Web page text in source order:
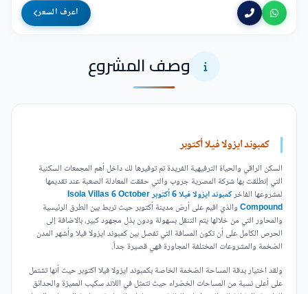
اعرف السعر
وصف المشروع
كمبوند ايزولا فيلا أكتوبر
السكن الراقي والحياة الترفيهية الفريدة تم توفيرها لك داخل أهم المجمعات السكنية
التي إنطلقت بها شركة المصرية جروب والتي حققت المعادلة الصعبة عند تقديمها
لمشروعها الفاخر
كمبوند ايزولا فيلا 6 أكتوبر Isola Villas 6 October
Compoundوالذي اقيم على أرض مدينة أكتوبر حيث تربط بين الطرق الرئيسية
والمحاور التي من خلالها يتم التنقل بسهولة ودون بذل مجهود كبير، بالاضافة إلى
الحرص الكامل على أن تكون المسافة التي تفصل بين كمبوند ايزولا فيلا وأشهر المدن
الضخمة والمشروعات المختلفة المجاورة فهي قصيرة جداً.
ولقد اختيار بدقة المساحة الضخمة الخاصة بكمبوند ايزولا فيلا اكتوبر حيث أنها تشتمل
على أعلى نسبة من المساحات الخضراء حيث تتمثل في اللاند سكيب المميزة والحدائق